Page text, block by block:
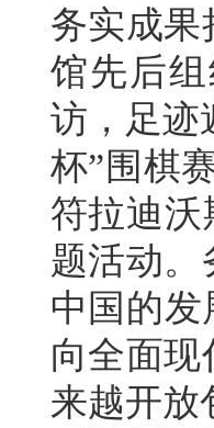
务实成
馆先后
访，足迹
杯”围棋
符拉迪沃
题活动
中国的
向全面
来越开放